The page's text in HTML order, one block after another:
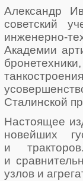
Александр
советский
инженерно-
Академии
Сталинской
Настоящее
новейших
и
и
узлов и